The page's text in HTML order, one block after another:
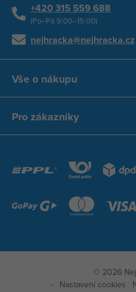
+420 315 559 688
(Po–Pá 9:00–15:00)
nejhracka@nejhracka.cz
Vše o nákupu
Pro zákazníky
© 2026
Nastavení cookies